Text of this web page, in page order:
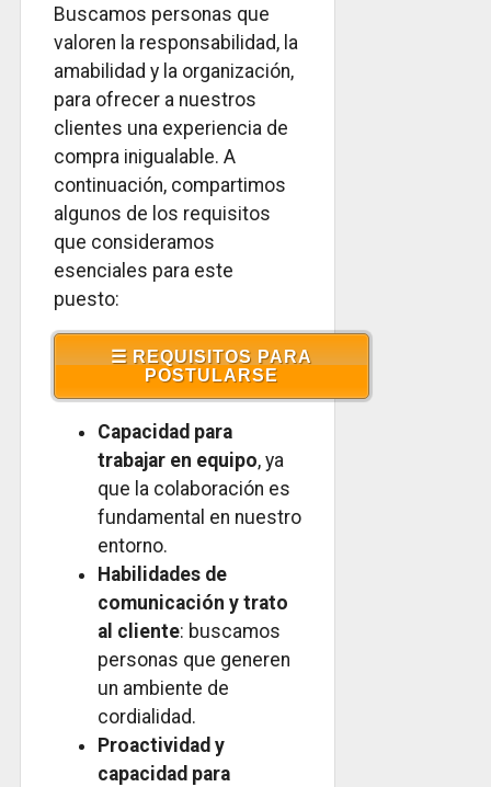
Buscamos personas que
valoren la responsabilidad, la
amabilidad y la organización,
para ofrecer a nuestros
clientes una experiencia de
compra inigualable. A
continuación, compartimos
algunos de los requisitos
que consideramos
esenciales para este
puesto:
☰ REQUISITOS PARA
POSTULARSE
Capacidad para
trabajar en equipo, ya
que la colaboración es
fundamental en nuestro
entorno.
Habilidades de
comunicación y trato
al cliente: buscamos
personas que generen
un ambiente de
cordialidad.
Proactividad y
capacidad para